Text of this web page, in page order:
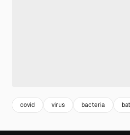
covid virus bacteria